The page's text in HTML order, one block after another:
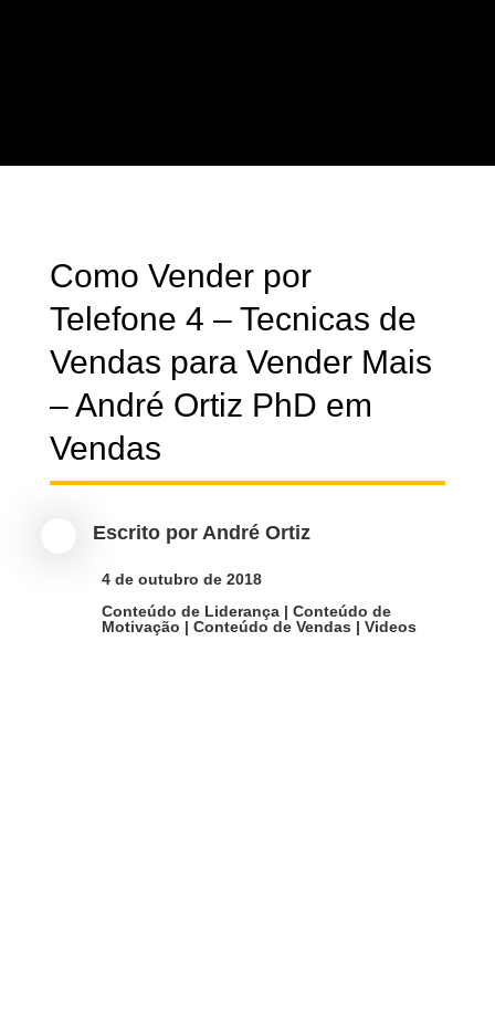
Como Vender por Telefone 4
– Tecnicas de Vendas para
Vender Mais – André Ortiz
PhD em Vendas
Escrito porAndré Ortiz
4 de outubro de 2018
Motivação|Conteúdo de Vendas